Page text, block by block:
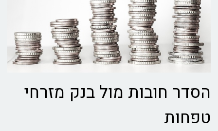
הסדר חובות מול בנק מזרחי
טפחות